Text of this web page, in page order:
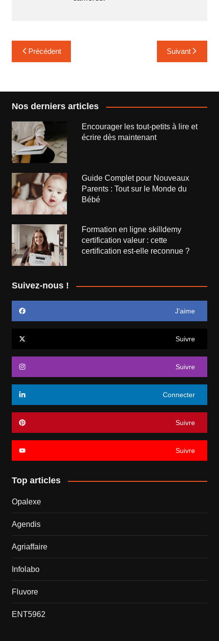
Navigation
de
Précédent Suivant
Nos derniers articles
Encourager les tout-petits à lire et
écrire dès maintenant
Guide Complet pour Nouveaux
Parents : Tout sur le Monde du
Bébé
Formation en ligne skilldemy
certification valeur : cette
certification est-elle reconnue ?
Suivez-nous !
J’aime
Suivre
Suivre
Connecter
Suivre
Suivre
Top articles
Opalexe
Agendis
Agriaffaire
Infolabo
Fluvore
ENT5962